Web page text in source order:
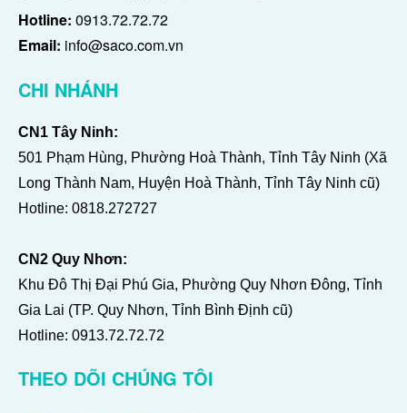
Hotline: 0913.72.72.72
Email: info@saco.com.vn
CHI NHÁNH
CN1 Tây Ninh:
501 Phạm Hùng, Phường Hoà Thành, Tỉnh Tây Ninh (Xã
Long Thành Nam, Huyện Hoà Thành, Tỉnh Tây Ninh cũ)
Hotline: 0818.272727
CN2 Quy Nhơn:
Khu Đô Thị Đại Phú Gia, Phường Quy Nhơn Đông, Tỉnh
Gia Lai (TP. Quy Nhơn, Tỉnh Bình Định cũ)
Hotline: 0913.72.72.72
THEO DÕI CHÚNG TÔI